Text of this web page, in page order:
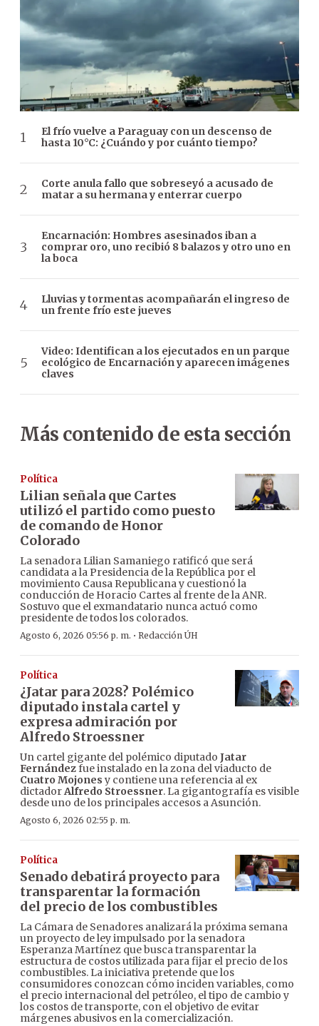
El frío vuelve a Paraguay con un descenso de
hasta 10°C: ¿Cuándo y por cuánto tiempo?
Corte anula fallo que sobreseyó a acusado de
matar a su hermana y enterrar cuerpo
Encarnación: Hombres asesinados iban a
comprar oro, uno recibió 8 balazos y otro uno en
la boca
Lluvias y tormentas acompañarán el ingreso de
un frente frío este jueves
Video: Identifican a los ejecutados en un parque
ecológico de Encarnación y aparecen imágenes
claves
Más contenido de esta sección
Política
Lilian señala que Cartes
utilizó el partido como puesto
de comando de Honor
Colorado
La senadora Lilian Samaniego ratificó que será
candidata a la Presidencia de la República por el
movimiento Causa Republicana y cuestionó la
conducción de Horacio Cartes al frente de la ANR.
Sostuvo que el exmandatario nunca actuó como
presidente de todos los colorados.
Agosto 6, 2026 05:56 p. m. · Redacción ÚH
Política
¿Jatar para 2028? Polémico
diputado instala cartel y
expresa admiración por
Alfredo Stroessner
Un cartel gigante del polémico diputado Jatar
Fernándezfue instalado en la zona del viaducto de
Cuatro Mojones y contiene una referencia al ex
dictadorAlfredo Stroessner. La gigantografía es visible
desde uno de los principales accesos a Asunción.
Agosto 6, 2026 02:55 p. m.
Política
Senado debatirá proyecto para
transparentar la formación
del precio de los combustibles
La Cámara de Senadores analizará la próxima semana
un proyecto de ley impulsado por la senadora
Esperanza Martínez que busca transparentar la
estructura de costos utilizada para fijar el precio de los
combustibles. La iniciativa pretende que los
consumidores conozcan cómo inciden variables, como
el precio internacional del petróleo, el tipo de cambio y
los costos de transporte, con el objetivo de evitar
márgenes abusivos en la comercialización.